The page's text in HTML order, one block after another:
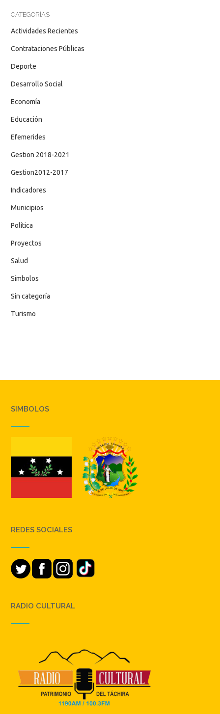
CATEGORÍAS
Actividades Recientes
Contrataciones Públicas
Deporte
Desarrollo Social
Economía
Educación
Efemerides
Gestion 2018-2021
Gestion2012-2017
Indicadores
Municipios
Política
Proyectos
Salud
Simbolos
Sin categoría
Turismo
SIMBOLOS
REDES SOCIALES
RADIO CULTURAL